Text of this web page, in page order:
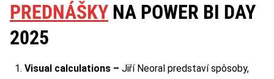
PREDNÁŠKY NA POWER BI DAY
2025
Visual calculations – Jiří Neoral predstaví spôsoby,